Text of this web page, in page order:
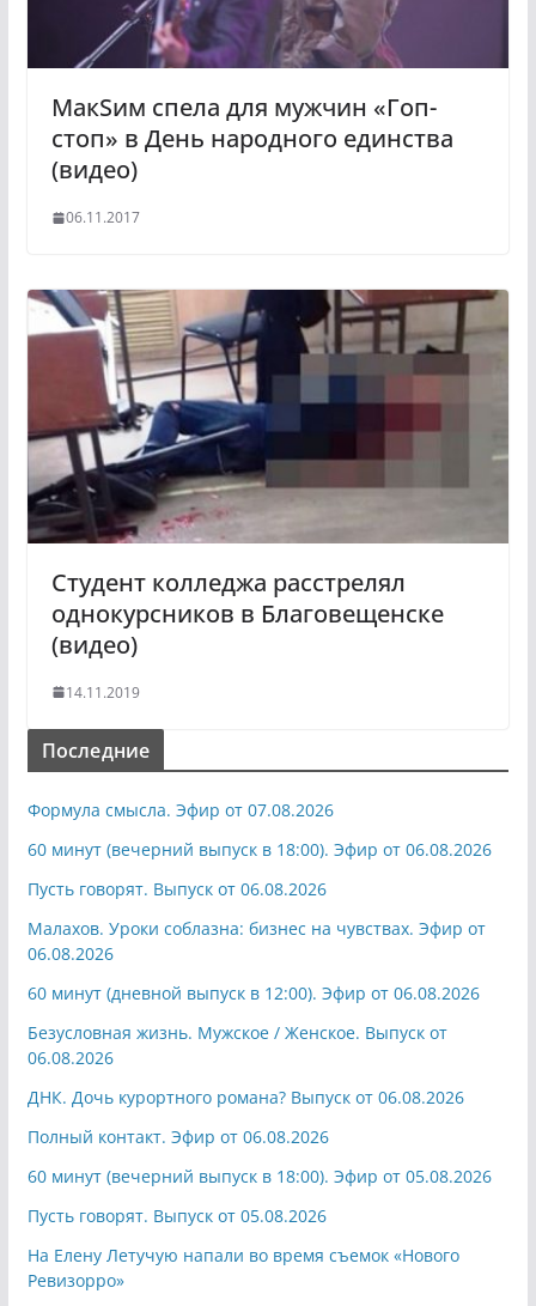
МакSим спела для мужчин «Гоп-
стоп» в День народного единства
(видео)
06.11.2017
Студент колледжа расстрелял
однокурсников в Благовещенске
(видео)
14.11.2019
Последние
Формула смысла. Эфир от 07.08.2026
60 минут (вечерний выпуск в 18:00). Эфир от 06.08.2026
Пусть говорят. Выпуск от 06.08.2026
Малахов. Уроки соблазна: бизнес на чувствах. Эфир от
06.08.2026
60 минут (дневной выпуск в 12:00). Эфир от 06.08.2026
Безусловная жизнь. Мужское / Женское. Выпуск от
06.08.2026
ДНК. Дочь курортного романа? Выпуск от 06.08.2026
Полный контакт. Эфир от 06.08.2026
60 минут (вечерний выпуск в 18:00). Эфир от 05.08.2026
Пусть говорят. Выпуск от 05.08.2026
На Елену Летучую напали во время съемок «Нового
Ревизорро»